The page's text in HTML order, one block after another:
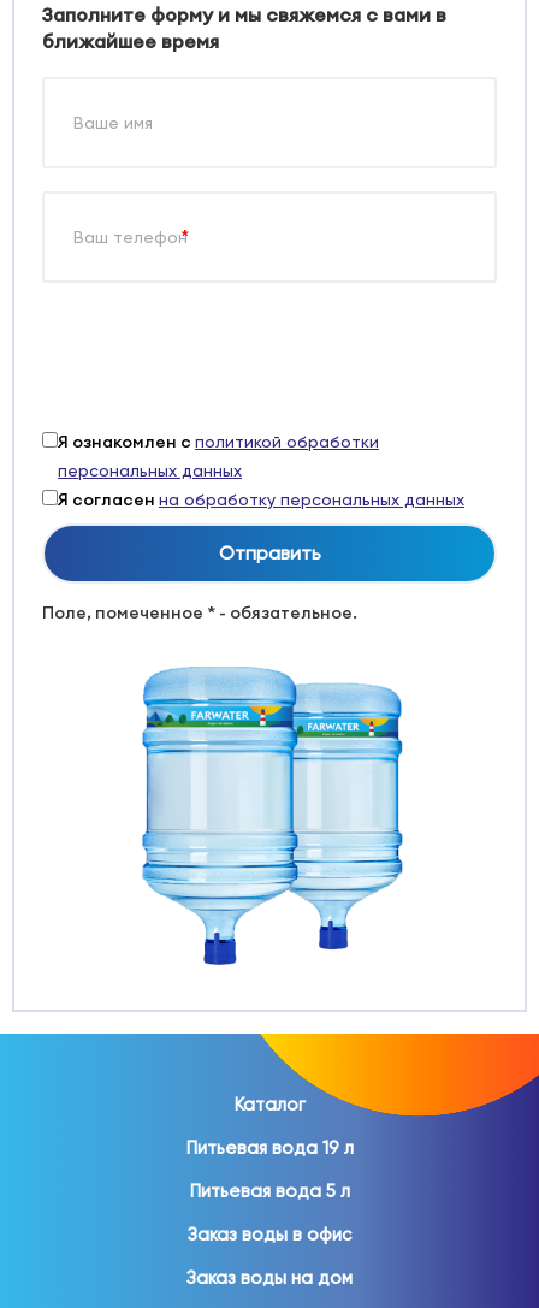
Заполните форму и мы свяжемся с вами в
ближайшее время
*
Я ознакомлен с политикой обработки
персональных данных
Я согласен на обработку персональных данных
Поле, помеченное * - обязательное.
Каталог
Питьевая вода 19 л
Питьевая вода 5 л
Заказ воды в офис
Заказ воды на дом